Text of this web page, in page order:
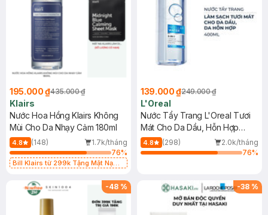
195.000 ₫435.000 ₫
Klairs
Nước Hoa Hồng Klairs Không
Mùi Cho Da Nhạy Cảm 180ml
4.8 (148)
1.7k/tháng
76%
Bill Klairs từ 299k Tặng Mặt Nạ
25ml (SL Có Hạn)
139.000 ₫249.000 ₫
L'Oreal
Nước Tẩy Trang L'Oreal Tươi
Mát Cho Da Dầu, Hỗn Hợp
400ml
4.8 (298)
2.0k/tháng
76%
-48 % -38 %